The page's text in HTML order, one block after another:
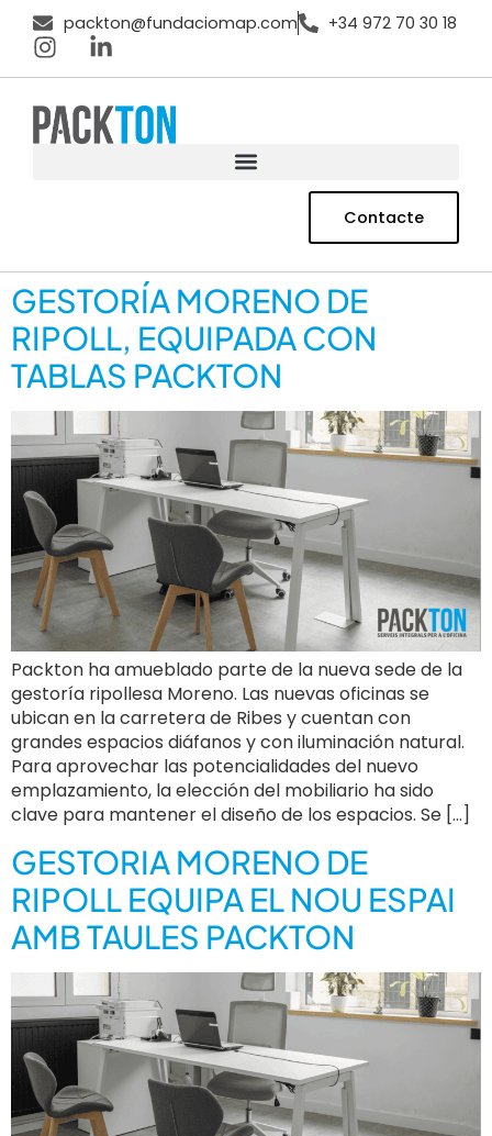
packton@fundaciomap.com +34 972 70 30 18
Contacte
GESTORÍA MORENO DE
RIPOLL, EQUIPADA CON
TABLAS PACKTON
Packton ha amueblado parte de la nueva sede de la
gestoría ripollesa Moreno. Las nuevas oficinas se
ubican en la carretera de Ribes y cuentan con
grandes espacios diáfanos y con iluminación natural.
Para aprovechar las potencialidades del nuevo
emplazamiento, la elección del mobiliario ha sido
clave para mantener el diseño de los espacios. Se […]
GESTORIA MORENO DE
RIPOLL EQUIPA EL NOU ESPAI
AMB TAULES PACKTON